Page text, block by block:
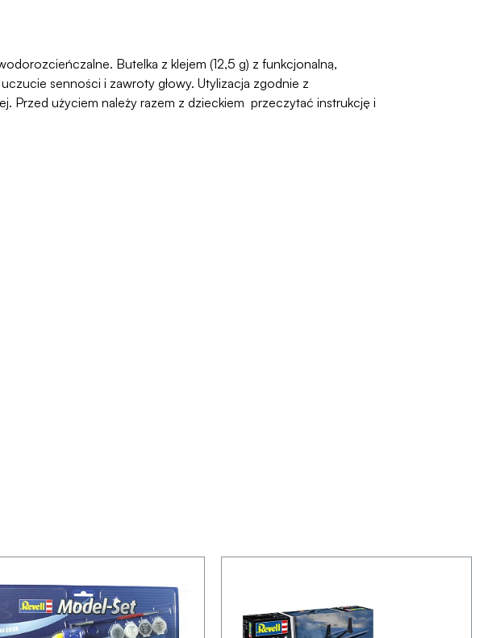
Butelka z klejem (12,5 g) z funkcjonalną,
senności i zawroty głowy. Utylizacja zgodnie z
Przed użyciem należy razem z dzieckiem przeczytać instrukcję i